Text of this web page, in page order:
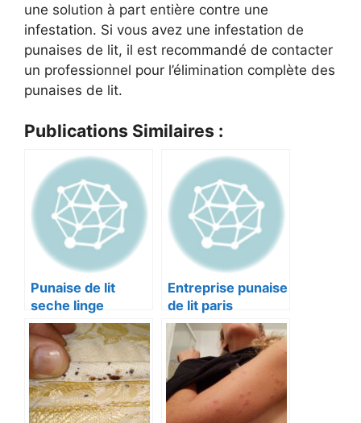
une solution à part entière contre une
infestation. Si vous avez une infestation de
punaises de lit, il est recommandé de contacter
un professionnel pour l’élimination complète des
punaises de lit.
Publications Similaires :
Punaise de lit
seche linge
Entreprise punaise
de lit paris